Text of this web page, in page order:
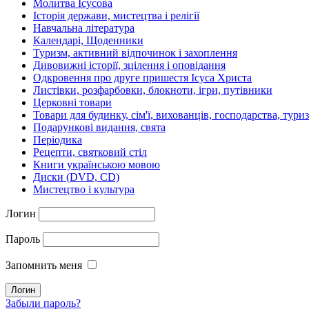
Молитва Ісусова
Історія держави, мистецтва і релігії
Навчальна література
Календарі, Щоденники
Туризм, активний відпочинок і захоплення
Дивовижні історії, зцілення і оповідання
Одкровення про друге пришестя Ісуса Христа
Листівки, розфарбовки, блокноти, ігри, путівники
Церковні товари
Товари для будинку, сім'ї, вихованців, господарства,
Подарункові видання, свята
Періодика
Рецепти, святковий стіл
Книги українською мовою
Диски (DVD, CD)
Мистецтво і культура
Логин
Пароль
Запомнить меня
Забыли пароль?